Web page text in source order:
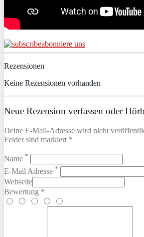
abonniere uns
Rezensionen
Keine Rezensionen vorhanden
Neue Rezension verfassen oder
Deine E-Mail-Adresse wird nicht
Felder sind markiert *
Name *
E-Mail Adresse *
Webseite
Bewertung *